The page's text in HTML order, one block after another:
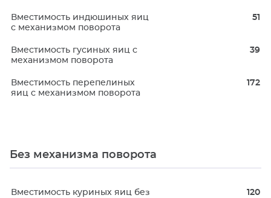
Вместимость индюшиных яиц
с механизмом поворота
51
Вместимость гусиных яиц с
механизмом поворота
39
Вместимость перепелиных
яиц с механизмом поворота
172
Без механизма поворота
Вместимость куриных яиц без
120